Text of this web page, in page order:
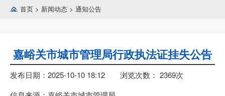
首页 > 新闻动态 > 通知公告
嘉峪关市城市管理局行政执法证挂失公告
发布日期：2025-10-10 18:12 浏览次数： 2369次